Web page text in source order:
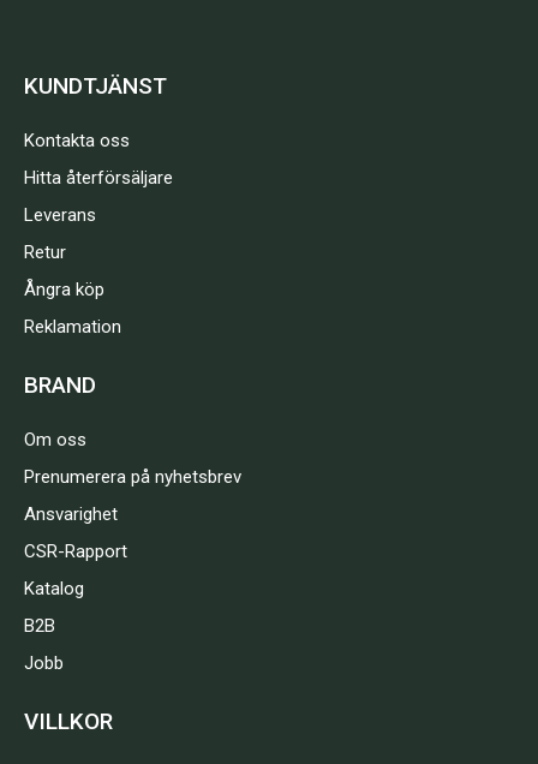
KUNDTJÄNST
Kontakta oss
Hitta återförsäljare
Leverans
Retur
Ångra köp
Reklamation
BRAND
Om oss
Prenumerera på nyhetsbrev
Ansvarighet
CSR-Rapport
Katalog
B2B
Jobb
VILLKOR